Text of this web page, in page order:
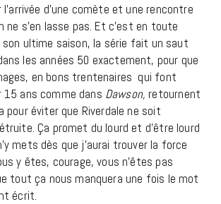
d’une comète et une rencontre
ne s’en lasse pas. Et c’est en toute
son ultime saison, la série fait un saut
les années 50 exactement, pour que
en bons trentenaires qui font
15 ans comme dans Dawson, retournent
pour éviter que Riverdale ne soit
Ça promet du lourd et d’être lourd
mets dès que j’aurai trouver la force
y êtes, courage, vous n’êtes pas
tout ça nous manquera une fois le mot
écrit.